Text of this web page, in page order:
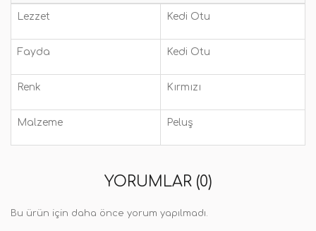
Lezzet Kedi Otu
Fayda Kedi Otu
Renk Kırmızı
Malzeme Peluş
YORUMLAR (0)
Bu ürün için daha önce yorum yapılmadı.